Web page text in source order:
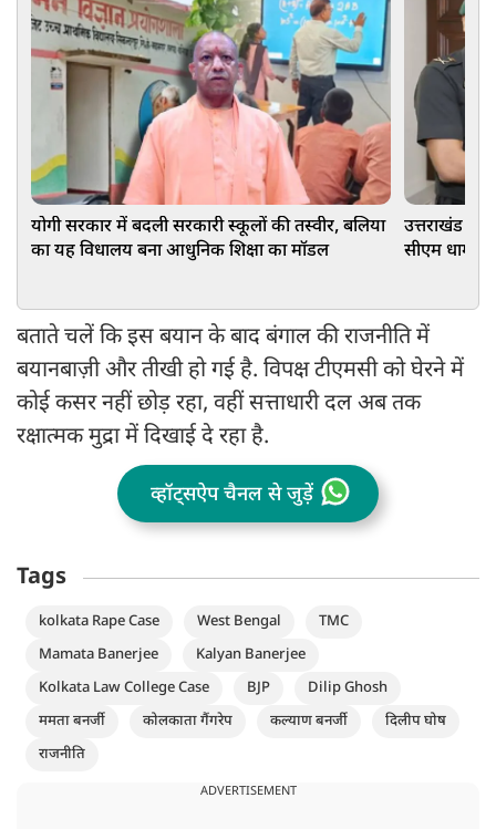
योगी सरकार में बदली सरकारी स्कूलों की तस्वीर, बलिया
का यह विधालय बना आधुनिक शिक्षा का मॉडल
उत्तराखंड के
सीएम धामी
बताते चलें कि इस बयान के बाद बंगाल की राजनीति में
बयानबाज़ी और तीखी हो गई है. विपक्ष टीएमसी को घेरने में
कोई कसर नहीं छोड़ रहा, वहीं सत्ताधारी दल अब तक
रक्षात्मक मुद्रा में दिखाई दे रहा है.
व्हॉट्सऐप चैनल से जुड़ें
Tags
kolkata Rape Case West Bengal
TMC
Mamata Banerjee
Kalyan Banerjee
Kolkata Law College Case
BJP
Dilip Ghosh
ममता बनर्जी
कोलकाता गैंगरेप कल्याण बनर्जी
दिलीप घोष
राजनीति
ADVERTISEMENT